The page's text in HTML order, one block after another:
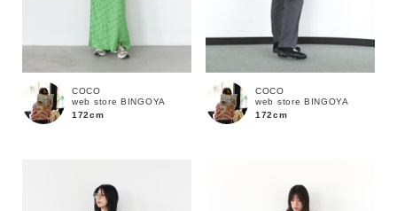
セール価格 WEB限定
在庫あり 在庫なし含む
COCO
web store BINGOYA
172cm
COCO
web store BINGOYA
172cm